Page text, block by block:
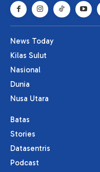
News Today
Kilas Sulut
Nasional
Dunia
Nusa Utara
Batas
Stories
Datasentris
Podcast